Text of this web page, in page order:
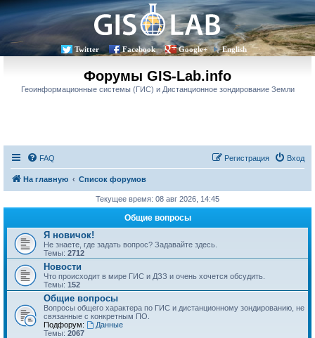
Twitter Facebook Google+ English
Форумы GIS-Lab.info
Геоинформационные системы (ГИС) и Дистанционное зондирование Земли
FAQ Вход
Регистрация
На главную Список форумов
Текущее время: 08 авг 2026, 14:45
Общие вопросы
Я новичок!
Не знаете, где задать вопрос? Задавайте здесь.
Темы: 2712
Новости
Что происходит в мире ГИС и ДЗЗ и очень хочется обсудить.
Темы: 152
Общие вопросы
Вопросы общего характера по ГИС и дистанционному зондированию, не
связанные с конкретным ПО.
Подфорум:
Данные
Темы: 2067